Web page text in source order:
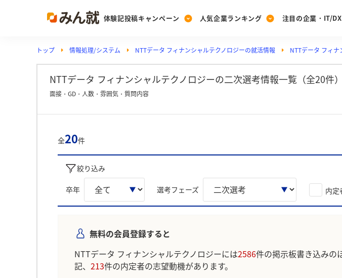
体験記投稿キャンペーン
Post
投稿する
[27卒] 本選考体験記
人気企業ランキング
Ranking
ランキングを見る
みんなのDX企業就職
Vote
注目の企業・IT/
PickUp
注目の企業特集
トップ 情報処理/システム NTTデータ フィナンシャルテクノロジーの就活情報 NTTデータ フィ
NTTデータ フィナンシャルテクノロジーの二次選考情報一覧（全20件）
面接・GD・人数・雰囲気・質問内容
全20件
絞り込み
卒年 選考フェーズ 内定
無料の会員登録すると
NTTデータ フィナンシャルテクノロジーには2586件の掲示板書き込みの
記、 213件の内定者の志望動機があります。